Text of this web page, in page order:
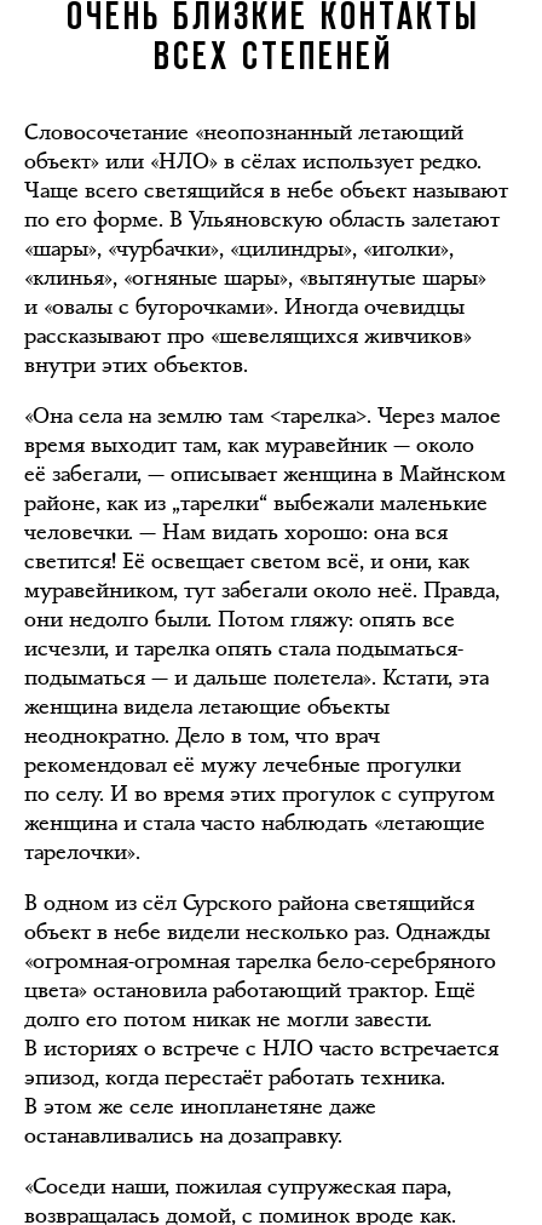
ОЧЕНЬ БЛИЗКИЕ КОНТАКТЫ
ВСЕХ СТЕПЕНЕЙ
Словосочетание «неопознанный летающий
объект» или «НЛО» в сёлах использует редко.
Чаще всего светящийся в небе объект называют
по его форме. В Ульяновскую область залетают
«шары», «чурбачки», «цилиндры», «иголки»,
«клинья», «огняные шары», «вытянутые шары»
и «овалы с бугорочками». Иногда очевидцы
рассказывают про «шевелящихся живчиков»
внутри этих объектов.
«Она села на землю там <тарелка>. Через малое
время выходит там, как муравейник — около
её забегали, — описывает женщина в Майнском
районе, как из „тарелки“ выбежали маленькие
человечки. — Нам видать хорошо: она вся
светится! Её освещает светом всё, и они, как
муравейником, тут забегали около неё. Правда,
они недолго были. Потом гляжу: опять все
исчезли, и тарелка опять стала подыматься-
подыматься — и дальше полетела». Кстати, эта
женщина видела летающие объекты
неоднократно. Дело в том, что врач
рекомендовал её мужу лечебные прогулки
по селу. И во время этих прогулок с супругом
женщина и стала часто наблюдать «летающие
тарелочки».
В одном из сёл Сурского района светящийся
объект в небе видели несколько раз. Однажды
«огромная-огромная тарелка бело-серебряного
цвета» остановила работающий трактор. Ещё
долго его потом никак не могли завести.
В историях о встрече с НЛО часто встречается
эпизод, когда перестаёт работать техника.
В этом же селе инопланетяне даже
останавливались на дозаправку.
«Соседи наши, пожилая супружеская пара,
возвращалась домой, с поминок вроде как.